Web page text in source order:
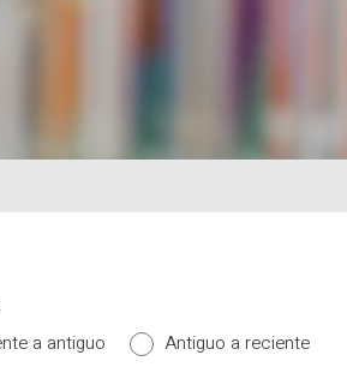
DEL
a antiguo
Antiguo a reciente